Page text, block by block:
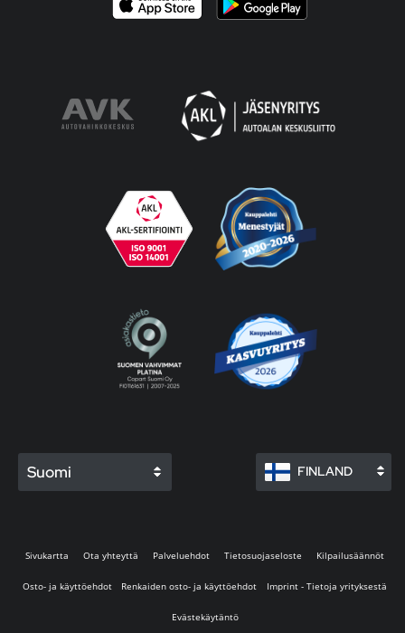
Suomi FINLAND
Sivukartta Ota yhteyttä Palveluehdot Tietosuojaseloste Kilpailusäännöt
Osto- ja käyttöehdot Renkaiden osto- ja käyttöehdot Imprint - Tietoja yrityksestä
Evästekäytäntö